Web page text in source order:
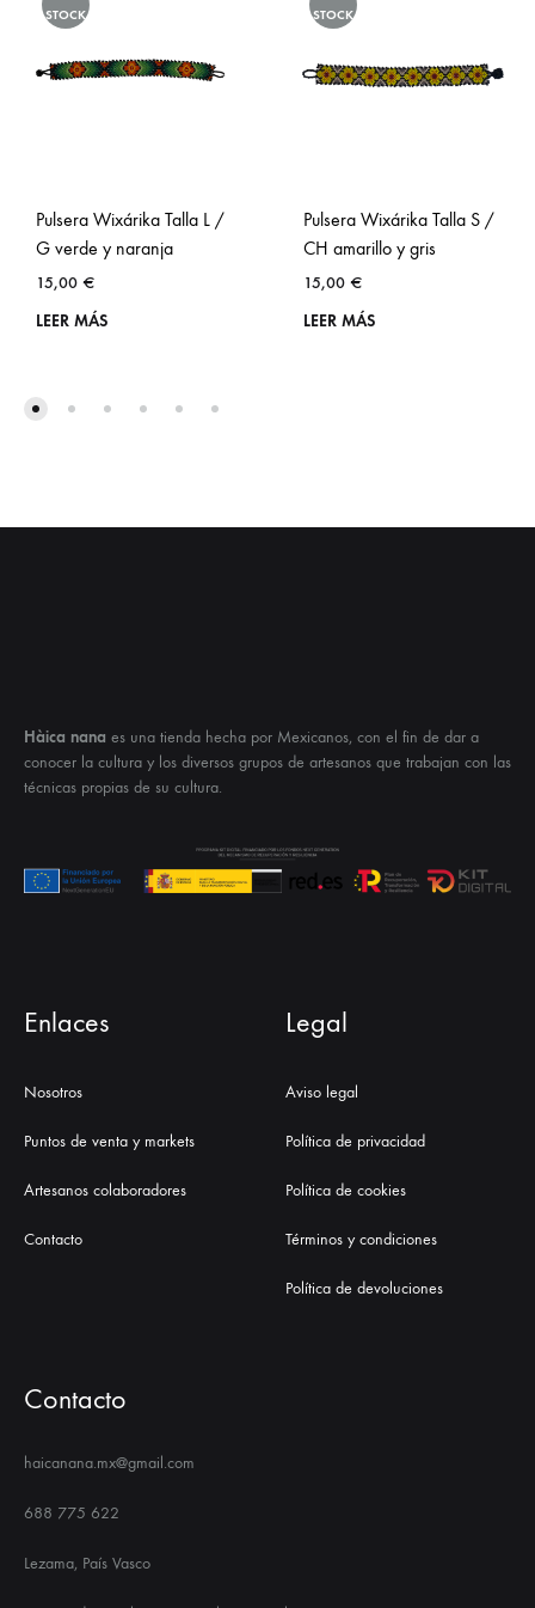
STOCK
Pulsera Wixárika Talla L /
G verde y naranja
15,00 €
LEER MÁS
STOCK
Pulsera Wixárika Talla S /
CH amarillo y gris
15,00 €
LEER MÁS
Hàica nana es una tienda hecha por Mexicanos, con el fin de dar a
conocer la cultura y los diversos grupos de artesanos que trabajan con las
técnicas propias de su cultura.
Enlaces
Nosotros
Puntos de venta y markets
Artesanos colaboradores
Contacto
Legal
Aviso legal
Política de privacidad
Política de cookies
Términos y condiciones
Política de devoluciones
Contacto
haicanana.mx@gmail.com
688 775 622
Lezama, País Vasco